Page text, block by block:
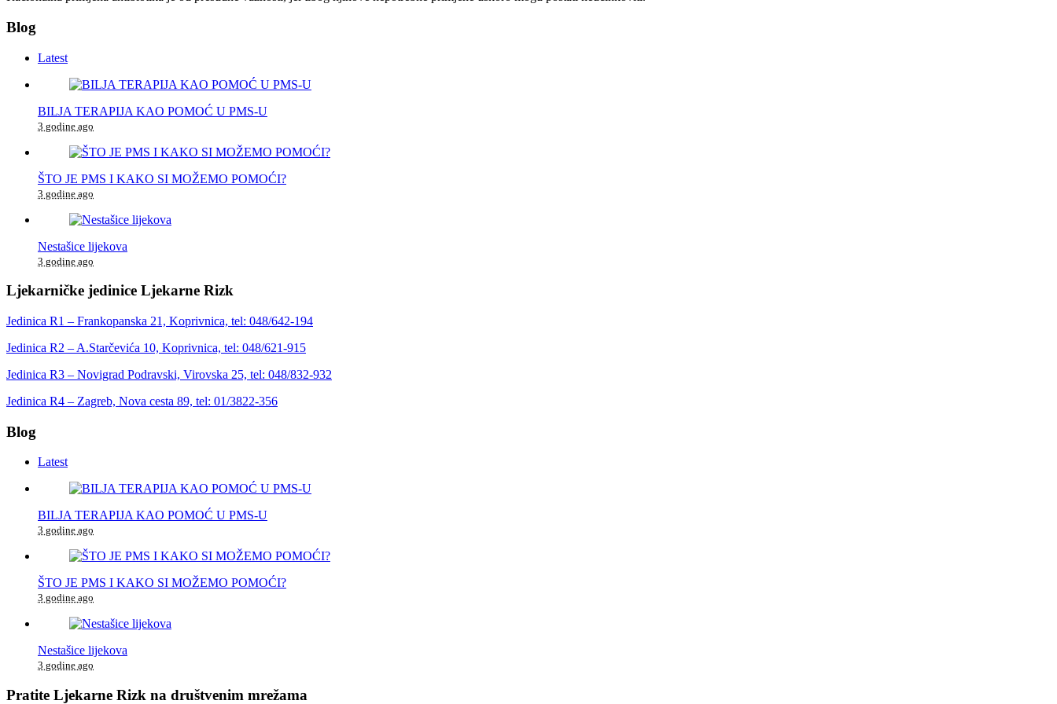
Blog
Latest
BILJA TERAPIJA KAO POMOĆ U PMS-U
3 godine ago
ŠTO JE PMS I KAKO SI MOŽEMO POMOĆI?
3 godine ago
Nestašice lijekova
3 godine ago
Ljekarničke jedinice Ljekarne Rizk
Jedinica R1 – Frankopanska 21, Koprivnica, tel: 048/642-194
Jedinica R2 – A.Starčevića 10, Koprivnica, tel: 048/621-915
Jedinica R3 – Novigrad Podravski, Virovska 25, tel: 048/832-932
Jedinica R4 – Zagreb, Nova cesta 89, tel: 01/3822-356
Blog
Latest
BILJA TERAPIJA KAO POMOĆ U PMS-U
3 godine ago
ŠTO JE PMS I KAKO SI MOŽEMO POMOĆI?
3 godine ago
Nestašice lijekova
3 godine ago
Pratite Ljekarne Rizk na društvenim mrežama